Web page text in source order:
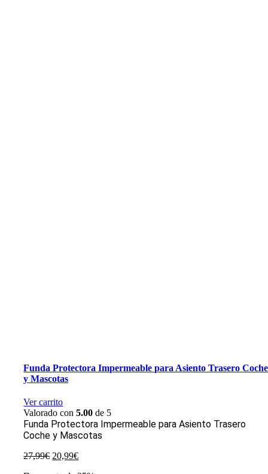
Funda Protectora Impermeable para Asiento Trasero Coche
y Mascotas
Ver carrito
Valorado con5.00 de 5
Funda Protectora Impermeable para Asiento Trasero
Coche y Mascotas
27,99€ El
20,99€El